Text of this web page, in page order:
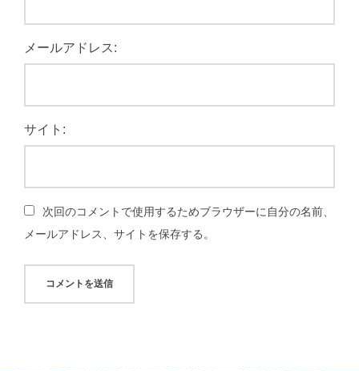
メールアドレス:
サイト:
次回のコメントで使用するためブラウザーに自分の名前、
メールアドレス、サイトを保存する。